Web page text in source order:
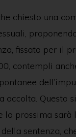
chiesto una
fissata per il
contempli
accolta. Questo
la prossima sarà
sentenza,